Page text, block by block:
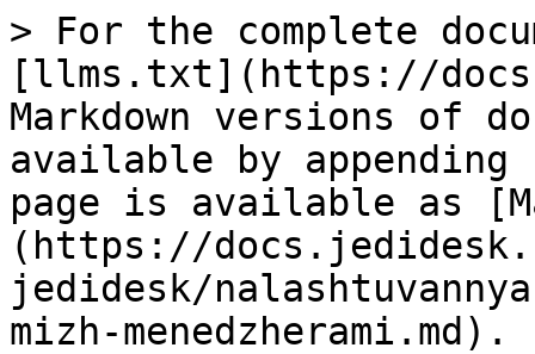
> For the complete
[llms.txt](https://
Markdown versions of
available by
page is available as
(https://
jedidesk/
mizh-menedzherami.md).